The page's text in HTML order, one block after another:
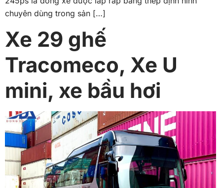
chuyên dùng trong sản […]
Xe 29 ghế
Tracomeco, Xe U
mini, xe bầu hơi